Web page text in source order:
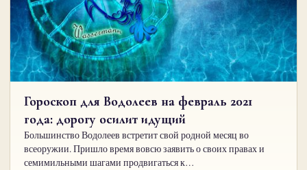
Гороскоп для Водолеев на февраль 2021
года: дорогу осилит идущий
Большинство Водолеев встретит свой родной месяц во
всеоружии. Пришло время вовсю заявить о своих правах и
семимильными шагами продвигаться к…